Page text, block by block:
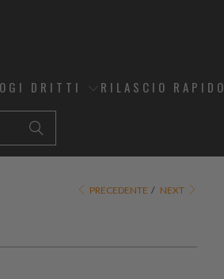
DRITTI RILASCIO RAPIDO
PRECEDENTE / NEXT